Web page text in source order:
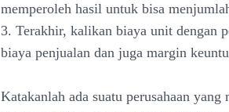
memperoleh hasil untuk bisa
3. Terakhir, kalikan biaya unit dengan
biaya penjualan dan juga margin
Katakanlah ada suatu perusahaan